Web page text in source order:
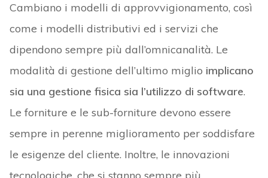
Cambiano i modelli di approvvigionamento, così
come i modelli distributivi ed i servizi che
dipendono sempre più dall’omnicanalità. Le
modalità di gestione dell’ultimo miglio implicano
sia una gestione fisica sia l’utilizzo di software.
Le forniture e le sub-forniture devono essere
sempre in perenne miglioramento per soddisfare
le esigenze del cliente. Inoltre, le innovazioni